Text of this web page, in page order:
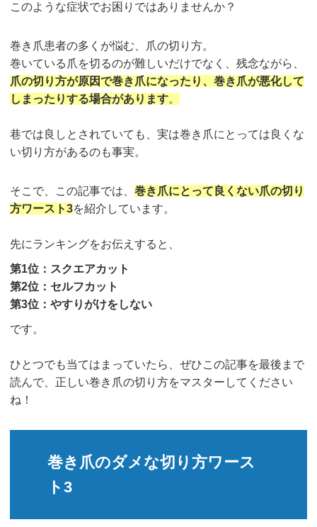
このような症状でお困りではありませんか？
巻き爪患者の多くが悩む、爪の切り方。
巻いている爪を切るのが難しいだけでなく、残念ながら、
爪の切り方が原因で巻き爪になったり、巻き爪が悪化して
しまったりする場合があります。
巷では良しとされていても、実は巻き爪にとっては良くな
い切り方があるのも事実。
そこで、この記事では、巻き爪にとって良くない爪の切り
方ワースト3を紹介しています。
先にランキングをお伝えすると、
第1位：スクエアカット
第2位：セルフカット
第3位：やすりがけをしない
です。
ひとつでも当てはまっていたら、ぜひこの記事を最後まで
読んで、正しい巻き爪の切り方をマスターしてください
ね！
巻き爪のダメな切り方ワース
ト3